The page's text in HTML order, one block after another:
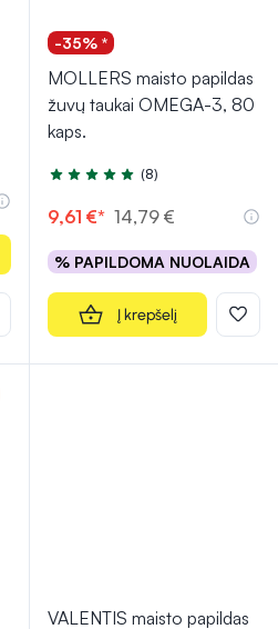
-35% *
MOLLERS maisto papildas
žuvų taukai OMEGA-3, 80
kaps.
Įvertinimas 5.0 iš 5
(8)
9,61 €* 14,79 €
% PAPILDOMA NUOLAIDA
Į krepšelį
VALENTIS maisto papildas